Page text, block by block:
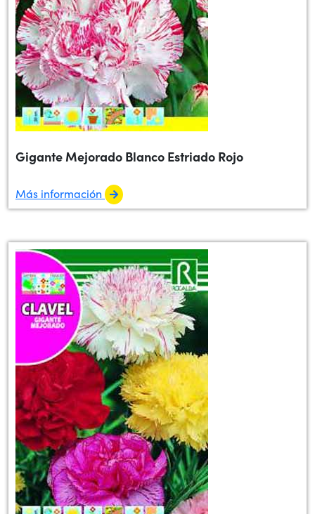
Gigante Mejorado Blanco Estriado Rojo
Más información